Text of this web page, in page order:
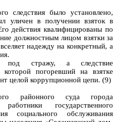
следствия было установлено,
уличен в получении взяток в
действия квалифицированы по
должностным лицом взятки за
надежду на конкретный, а
под стражу, а следствие
погоревший на взятке
целой коррупционной цепи. (9)
районного суда города
государственного
социального обслуживания